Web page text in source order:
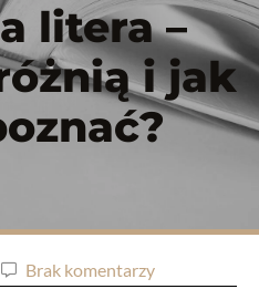
litera –
i jak
Brak komentarzy